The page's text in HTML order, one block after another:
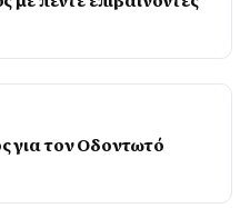
τον Οδοντωτό